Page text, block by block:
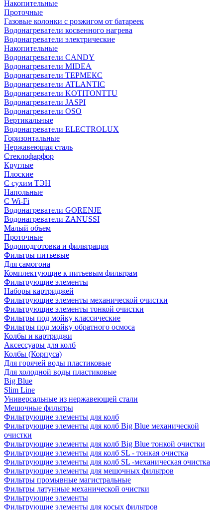
Накопительные
Проточные
Газовые колонки с розжигом от батареек
Водонагреватели косвенного нагрева
Водонагреватели электрические
Накопительные
Водонагреватели CANDY
Водонагреватели MIDEA
Водонагреватели ТЕРМЕКС
Водонагреватели ATLANTIC
Водонагреватели KOTITONTTU
Водонагреватели JASPI
Водонагреватели OSO
Вертикальные
Водонагреватели ELECTROLUX
Горизонтальные
Нержавеющая сталь
Стеклофарфор
Круглые
Плоские
С сухим ТЭН
Напольные
С Wi-Fi
Водонагреватели GORENJE
Водонагреватели ZANUSSI
Малый объем
Проточные
Водоподготовка и фильтрация
Фильтры питьевые
Для самогона
Комплектующие к питьевым фильтрам
Фильтрующие элементы
Наборы картриджей
Фильтрующие элементы механической очистки
Фильтрующие элементы тонкой очистки
Фильтры под мойку классические
Фильтры под мойку обратного осмоса
Колбы и картриджи
Аксессуары для колб
Колбы (Корпуса)
Для горячей воды пластиковые
Для холодной воды пластиковые
Big Blue
Slim Line
Универсальные из нержавеющей стали
Мешочные фильтры
Фильтрующие элементы для колб
Фильтрующие элементы для колб Big Blue механической
очистки
Фильтрующие элементы для колб Big Blue тонкой очистки
Фильтрующие элементы для колб SL - тонкая очистка
Фильтрующие элементы для колб SL -механическая очистка
Фильтрующие элементы для мешочных фильтров
Фильтры промывные магистральные
Фильтры латунные механической очистки
Фильтрующие элементы
Фильтрующие элементы для косых фильтров